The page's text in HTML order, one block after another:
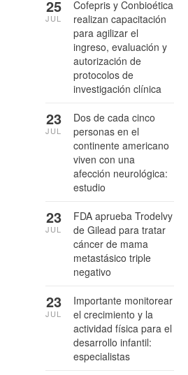
Cofepris y Conbioética
realizan capacitación
para agilizar el
ingreso, evaluación y
autorización de
protocolos de
investigación clínica
25
JUL
Dos de cada cinco
personas en el
continente americano
viven con una
afección neurológica:
estudio
23
JUL
FDA aprueba Trodelvy
de Gilead para tratar
cáncer de mama
metastásico triple
negativo
23
JUL
Importante monitorear
el crecimiento y la
actividad física para el
desarrollo infantil:
especialistas
23
JUL